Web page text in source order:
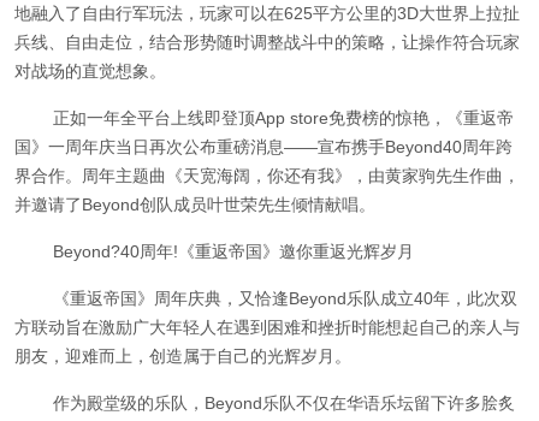
地融入了自由行军玩法，玩家可以在625平方公里的3D大世界上拉扯
兵线、自由走位，结合形势随时调整战斗中的策略，让操作符合玩家
对战场的直觉想象。
正如一年全平台上线即登顶App store免费榜的惊艳，《重返帝
国》一周年庆当日再次公布重磅消息——宣布携手Beyond40周年跨
界合作。周年主题曲《天宽海阔，你还有我》，由黄家驹先生作曲，
并邀请了Beyond创队成员叶世荣先生倾情献唱。
Beyond?40周年!《重返帝国》邀你重返光辉岁月
《重返帝国》周年庆典，又恰逢Beyond乐队成立40年，此次双
方联动旨在激励广大年轻人在遇到困难和挫折时能想起自己的亲人与
朋友，迎难而上，创造属于自己的光辉岁月。
作为殿堂级的乐队，Beyond乐队不仅在华语乐坛留下许多脍炙